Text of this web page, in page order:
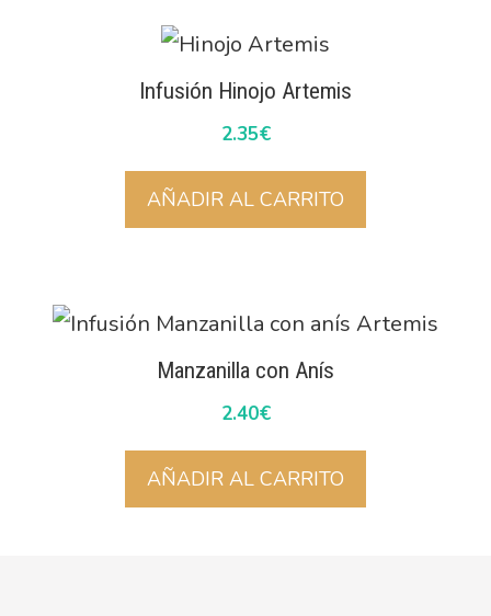
Infusión Hinojo Artemis
2.35€
AÑADIR AL CARRITO
Manzanilla con Anís
2.40€
AÑADIR AL CARRITO